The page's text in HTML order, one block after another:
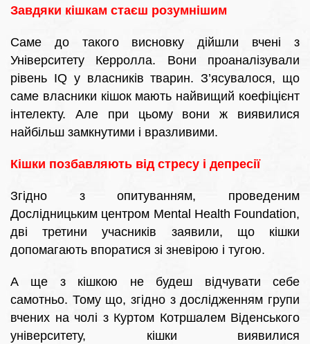
Завдяки кішкам стаєш розумнішим
Саме до такого висновку дійшли вчені з
Університету Керролла. Вони проаналізували
рівень IQ у власників тварин. З’ясувалося, що
саме власники кішок мають найвищий коефіцієнт
інтелекту. Але при цьому вони ж виявилися
найбільш замкнутими і вразливими.
Кішки позбавляють від стресу і депресії
Згідно з опитуванням, проведеним
Дослідницьким центром Mental Health Foundation,
дві третини учасників заявили, що кішки
допомагають впоратися зі зневірою і тугою.
А ще з кішкою не будеш відчувати себе
самотньо. Тому що, згідно з дослідженням групи
вчених на чолі з Куртом Котршалем Віденського
університету, кішки виявилися